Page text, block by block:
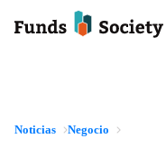
Noticias Negocio